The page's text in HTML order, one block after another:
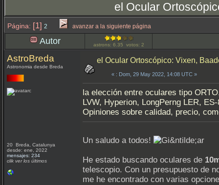
el Ocular
Página: [1] 2 avanzar a la siguiente página
Autor astrons: 6.35 votos: 2
AstroBreda
Astronomia desde Breda
20 Breda, Catalunya
desde: ene, 2022
mensajes: 234
clik ver los últimos
el Ocular Ortoscópico: Vixen,
« : Dom, 29 May 2022, 14:08 UTC »
la elección entre oculares tipo
LVW, Hyperion, LongPerng LER, ES-
Opiniones sobre calidad, precio,
Un saludo a todos!
He estado buscando oculares de
telescopio. Con un presupuesto de
me he encontrado con varias